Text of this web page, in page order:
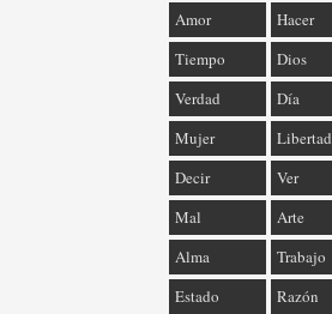
Amor
Hacer
Tiempo
Dios
Verdad
Día
Mujer
Libertad
Decir
Ver
Mal
Arte
Alma
Trabajo
Estado
Razón